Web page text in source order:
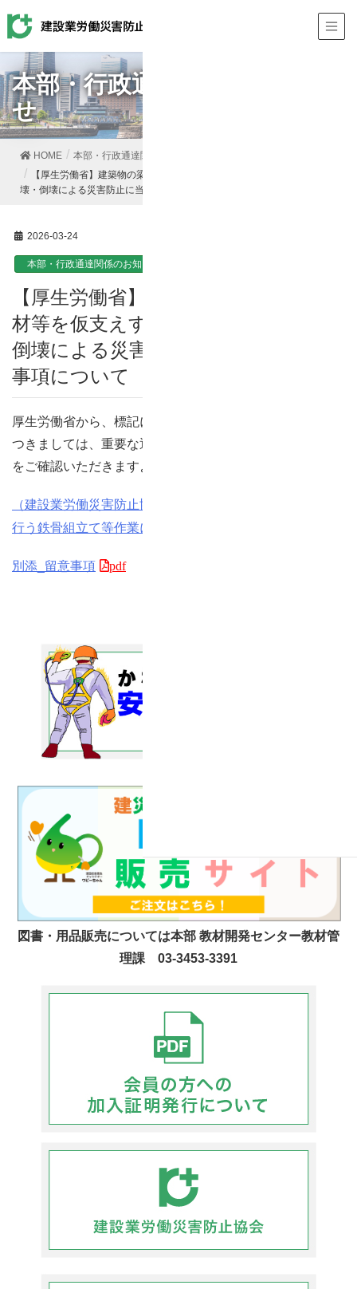
本部・行政通達関係のお知ら
せ
HOME
本部・行政通達関係のお知らせ
【厚生労働省】建築物の梁等の鉄骨部材等を仮支えする仮設構造物の崩
壊・倒壊による災害防止に当たっての留意事項について
2026-03-24
本部・行政通達関係のお知らせ
【厚生労働省】建築物の梁等の鉄骨部
材等を仮支えする仮設構造物の崩壊・
倒壊による災害防止に当たっての留意
事項について
厚生労働省から、標記について周知依頼がありました。
つきましては、重要な通達となりますので、別添ファイル
をご確認いただきますようお願いいたします。
（建設業労働災害防止協会）仮設構造物を用いて仮支えを
行う鉄骨組立て等作業における留意事項
別添_留意事項
図書・用品販売については本部 教材開発センター教材管
理課 03-3453-3391